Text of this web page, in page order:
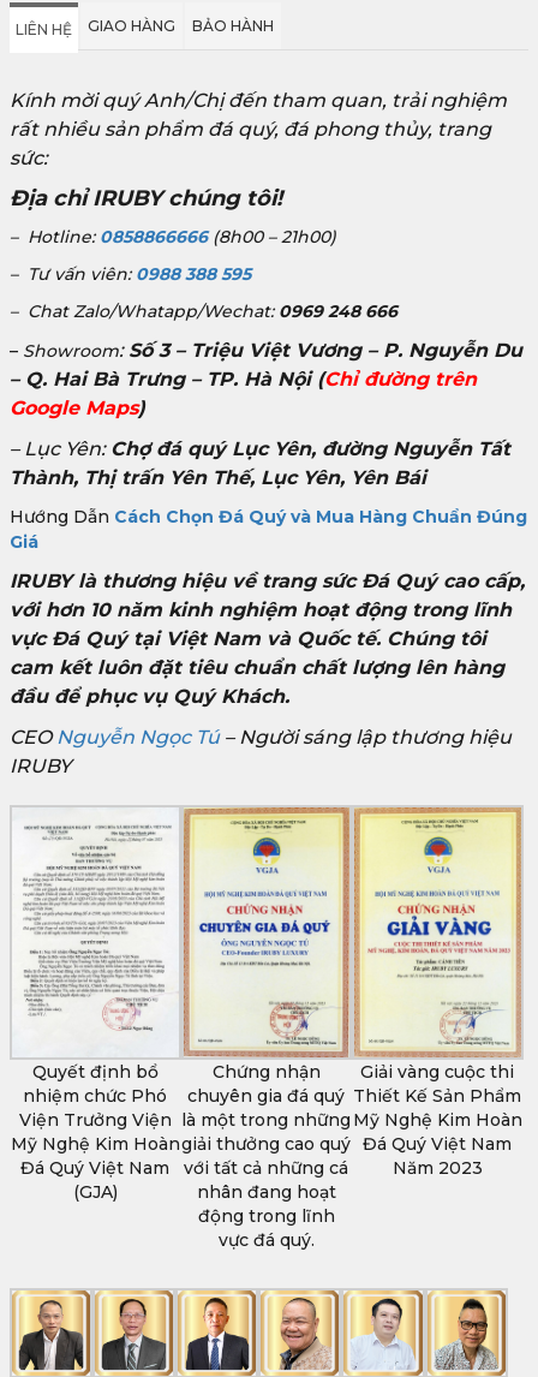
LIÊN HỆ GIAO HÀNG BẢO HÀNH
Kính mời quý Anh/Chị đến tham quan, trải nghiệm
rất nhiều sản phẩm đá quý, đá phong thủy, trang
sức:
Địa chỉ IRUBY chúng tôi!
– Hotline: 0858866666(8h00 – 21h00)
– Tư vấn viên: 0988 388 595
– Chat Zalo/Whatapp/Wechat: 0969 248 666
– Showroom: Số 3 – Triệu Việt Vương – P. Nguyễn Du
– Q. Hai Bà Trưng – TP. Hà Nội(Chỉ đường trên
Google Maps)
– Lục Yên: Chợ đá quý Lục Yên, đường Nguyễn Tất
Thành, Thị trấn Yên Thế, Lục Yên, Yên Bái
Hướng Dẫn Cách Chọn Đá Quý và Mua Hàng Chuẩn Đúng
Giá
IRUBY là thương hiệu về trang sức Đá Quý cao cấp,
với hơn 10 năm kinh nghiệm hoạt động trong lĩnh
vực Đá Quý tại Việt Nam và Quốc tế. Chúng tôi
cam kết luôn đặt tiêu chuẩn chất lượng lên hàng
đầu để phục vụ Quý Khách.
CEONguyễn Ngọc Tú– Người sáng lập thương hiệu
IRUBY
Quyết định bổ
nhiệm chức Phó
Viện Trưởng Viện
Mỹ Nghệ Kim Hoàn
Đá Quý Việt Nam
(GJA)
Chứng nhận
chuyên gia đá quý
là một trong những
giải thưởng cao quý
với tất cả những cá
nhân đang hoạt
động trong lĩnh
vực đá quý.
Giải vàng cuộc thi
Thiết Kế Sản Phẩm
Mỹ Nghệ Kim Hoàn
Đá Quý Việt Nam
Năm 2023